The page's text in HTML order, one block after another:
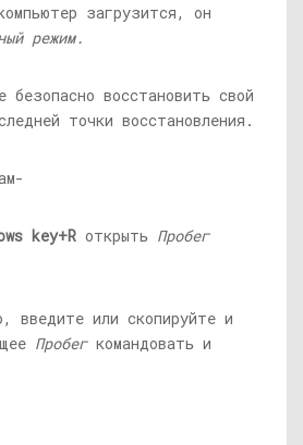
загрузится, он
режим.
безопасно восстановить свой
точки восстановления.
key+R открыть Пробег
введите или скопируйте и
Пробегкомандовать и